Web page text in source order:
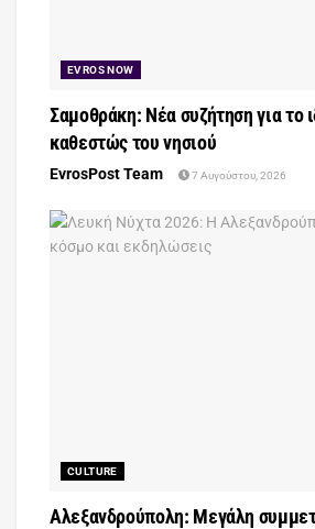
EVROS NOW
Σαμοθράκη: Νέα συζήτηση για το
καθεστώς του νησιού
EvrosPost Team 7 Αυγούστου, 2026
CULTURE
Αλεξανδρούπολη: Μεγάλη